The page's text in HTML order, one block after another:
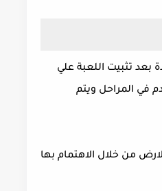
بعد تثبيت اللعبة علي
في المراحل ويتم
من خلال الاهتمام بها